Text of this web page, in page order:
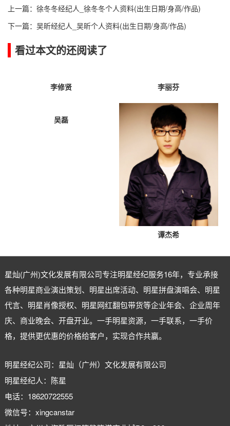
上一篇： 徐冬冬经纪人_徐冬冬个人资料(出生日期/身高/作品)
下一篇： 吴昕经纪人_吴昕个人资料(出生日期/身高/作品)
看过本文的还阅读了
李修贤 李丽芬
吴磊
谭杰希
星灿(广州)文化发展有限公司专注明星经纪服务16年，专业承接
各种明星商业演出策划、明星出席活动、明星拼盘演唱会、明星
代言、明星肖像授权、明星网红翻包带货等企业年会、企业周年
庆、商业晚会、开盘开业。一手明星资源，一手联系，一手价
格，提供更优惠的价格给客户，实现合作共赢。
明星经纪公司：星灿（广州）文化发展有限公司
明星经纪人：陈星
电话：18620722555
微信号：xingcanstar